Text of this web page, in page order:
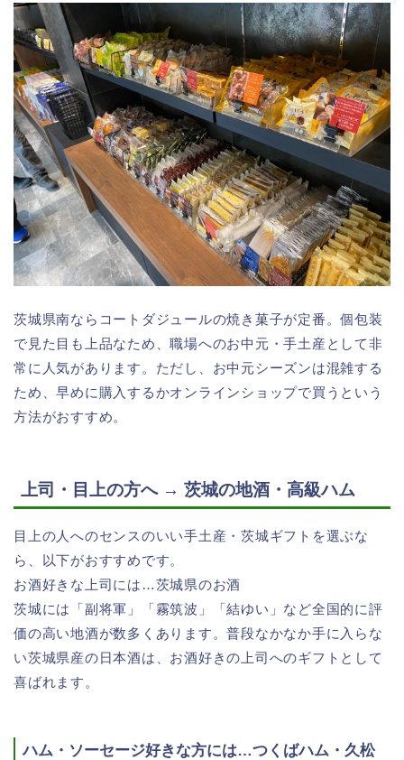
茨城県南ならコートダジュールの焼き菓子が定番。個包装
で見た目も上品なため、職場へのお中元・手土産として非
常に人気があります。ただし、お中元シーズンは混雑する
ため、早めに購入するかオンラインショップで買うという
方法がおすすめ。
上司・目上の方へ → 茨城の地酒・高級ハム
目上の人へのセンスのいい手土産・茨城ギフトを選ぶな
ら、以下がおすすめです。
お酒好きな上司には…茨城県のお酒
茨城には「副将軍」「霧筑波」「結ゆい」など全国的に評
価の高い地酒が数多くあります。普段なかなか手に入らな
い茨城県産の日本酒は、お酒好きの上司へのギフトとして
喜ばれます。
ハム・ソーセージ好きな方には…つくばハム・久松